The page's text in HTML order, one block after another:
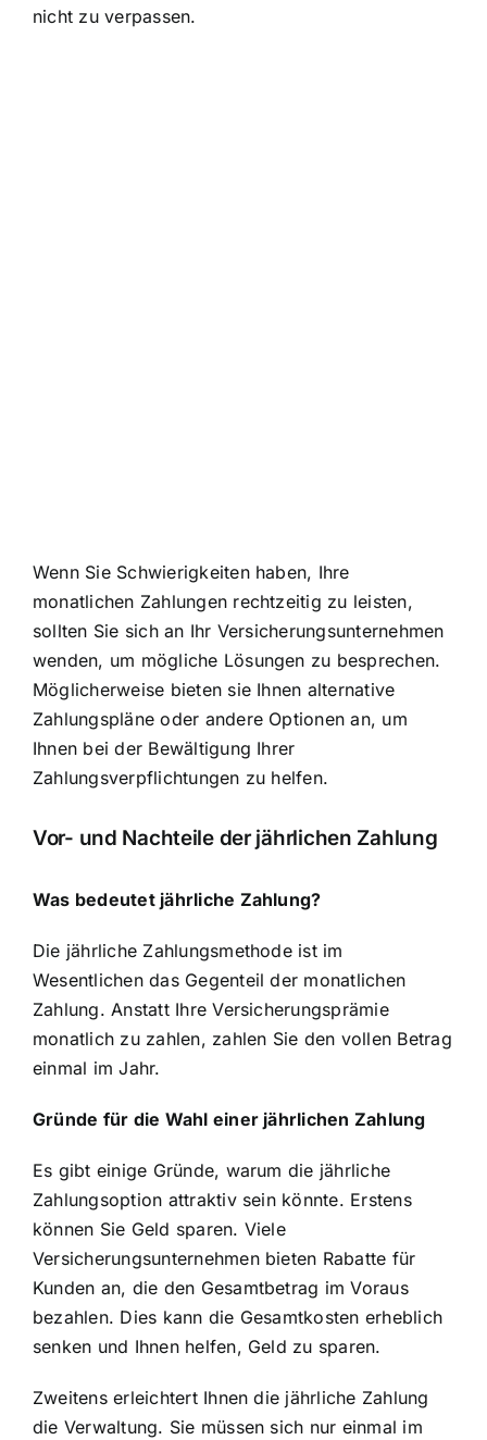
nicht zu verpassen.
Wenn Sie Schwierigkeiten haben, Ihre
monatlichen Zahlungen rechtzeitig zu leisten,
sollten Sie sich an Ihr Versicherungsunternehmen
wenden, um mögliche Lösungen zu besprechen.
Möglicherweise bieten sie Ihnen alternative
Zahlungspläne oder andere Optionen an, um
Ihnen bei der Bewältigung Ihrer
Zahlungsverpflichtungen zu helfen.
Vor- und Nachteile der jährlichen Zahlung
Was bedeutet jährliche Zahlung?
Die jährliche Zahlungsmethode ist im
Wesentlichen das Gegenteil der monatlichen
Zahlung. Anstatt IhreVersicherungsprämie
monatlich zu zahlen, zahlen Sie den vollen Betrag
einmal im Jahr.
Gründe für die Wahl einer jährlichen Zahlung
Es gibt einige Gründe, warum die jährliche
Zahlungsoption attraktiv sein könnte. Erstens
können Sie Geld sparen. Viele
Versicherungsunternehmen bieten Rabatte für
Kunden an, die den Gesamtbetrag im Voraus
bezahlen. Dies kann die Gesamtkosten erheblich
senken und Ihnen helfen, Geld zu sparen.
Zweitens erleichtert Ihnen die jährliche Zahlung
die Verwaltung. Sie müssen sich nur einmal im